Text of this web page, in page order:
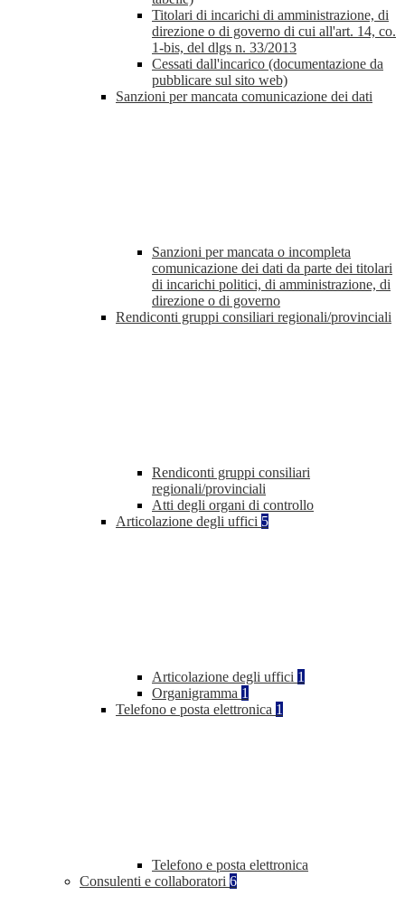
Titolari di incarichi di amministrazione, di
direzione o di governo di cui all'art. 14, co.
1-bis, del dlgs n. 33/2013
Cessati dall'incarico (documentazione da
pubblicare sul sito web)
Sanzioni per mancata comunicazione dei dati
Sanzioni per mancata o incompleta
comunicazione dei dati da parte dei titolari
di incarichi politici, di amministrazione, di
direzione o di governo
Rendiconti gruppi consiliari regionali/provinciali
Rendiconti gruppi consiliari
regionali/provinciali
Atti degli organi di controllo
Articolazione degli uffici 5
Articolazione degli uffici 1
Organigramma 1
Telefono e posta elettronica 1
Telefono e posta elettronica
Consulenti e collaboratori 6